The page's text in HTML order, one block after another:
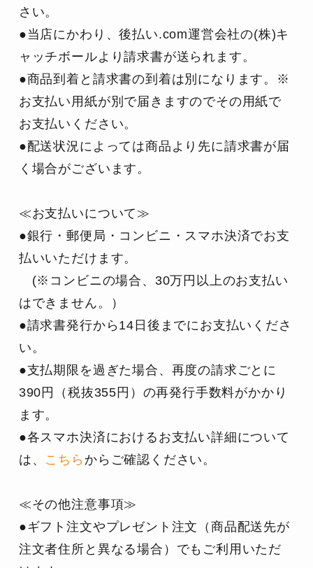
さい。
●当店にかわり、後払い.com運営会社の(株)キ
ャッチボールより請求書が送られます。
●商品到着と請求書の到着は別になります。※
お支払い用紙が別で届きますのでその用紙で
お支払いください。
●配送状況によっては商品より先に請求書が届
く場合がございます。
≪お支払いについて≫
●銀行・郵便局・コンビニ・スマホ決済でお支
払いいただけます。
(※コンビニの場合、30万円以上のお支払い
はできません。）
●請求書発行から14日後までにお支払いくださ
い。
●支払期限を過ぎた場合、再度の請求ごとに
390円（税抜355円）の再発行手数料がかかり
ます。
●各スマホ決済におけるお支払い詳細について
は、 こちら からご確認ください。
≪その他注意事項≫
●ギフト注文やプレゼント注文（商品配送先が
注文者住所と異なる場合）でもご利用いただ